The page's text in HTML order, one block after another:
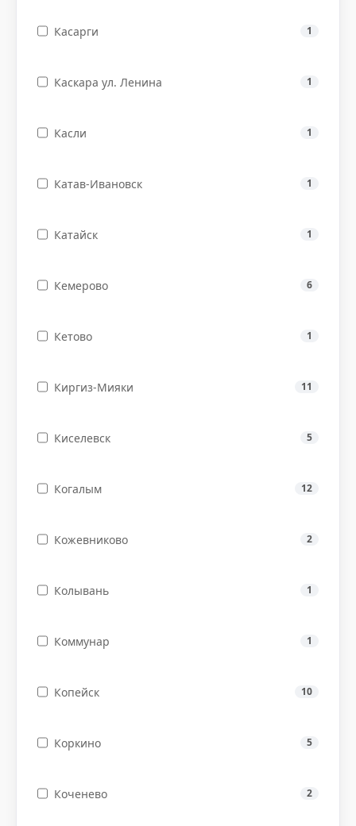
Касарги 1
Каскара ул. Ленина 1
Касли 1
Катав-Ивановск 1
Катайск 1
Кемерово 6
Кетово 1
Киргиз-Мияки 11
Киселевск 5
Когалым 12
Кожевниково 2
Колывань 1
Коммунар 1
Копейск 10
Коркино 5
Коченево 2